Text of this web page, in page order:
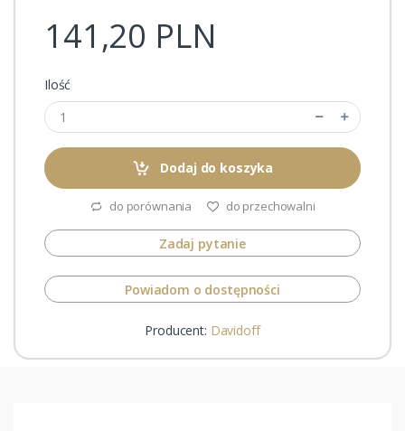
141,20 PLN
Ilość
Dodaj do koszyka
do porównania do przechowalni
Zadaj pytanie
Powiadom o dostępności
Producent: Davidoff